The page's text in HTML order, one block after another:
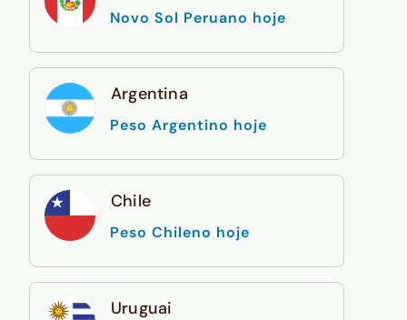
Novo Sol Peruano hoje
Argentina
Peso Argentino hoje
Chile
Peso Chileno hoje
Uruguai